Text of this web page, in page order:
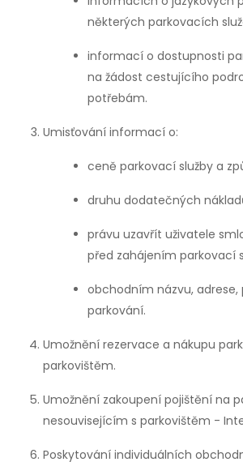
některých parkovacích
informací o dostupnosti
na žádost cestujícího
potřebám.
Umisťování informací o:
ceně parkovací služby a
druhu dodatečných
právu uzavřít uživatele
před zahájením parkovací
obchodním názvu,
parkování.
Umožnění rezervace a nákupu
parkovištěm.
Umožnění zakoupení pojištění na
nesouvisejícím s parkovištěm -
Poskytování individuálních